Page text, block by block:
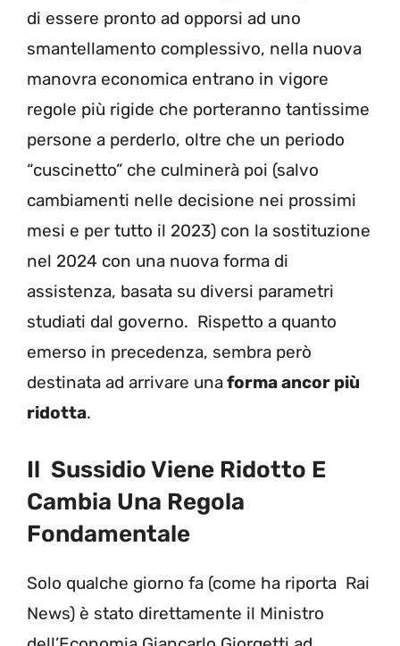
di essere pronto ad opporsi ad uno
smantellamento complessivo, nella nuova
manovra economica entrano in vigore
regole più rigide che porteranno tantissime
persone a perderlo, oltre che un periodo
“cuscinetto” che culminerà poi (salvo
cambiamenti nelle decisione nei prossimi
mesi e per tutto il 2023) con la sostituzione
nel 2024 con una nuova forma di
assistenza, basata su diversi parametri
studiati dal governo. Rispetto a quanto
emerso in precedenza, sembra però
destinata ad arrivare unaforma ancor più
ridotta.
Il Sussidio Viene Ridotto E
Cambia Una Regola
Fondamentale
Solo qualche giorno fa (come ha riporta Rai
News) è stato direttamente il Ministro